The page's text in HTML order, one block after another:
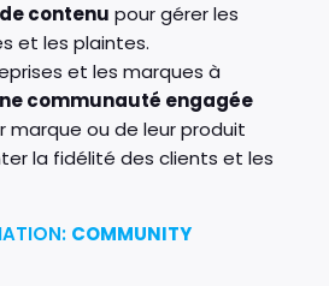
contenu pour gérer les
et les plaintes.
et les marques à
communauté engagée
marque ou de leur produit
la fidélité des clients et les
COMMUNITY